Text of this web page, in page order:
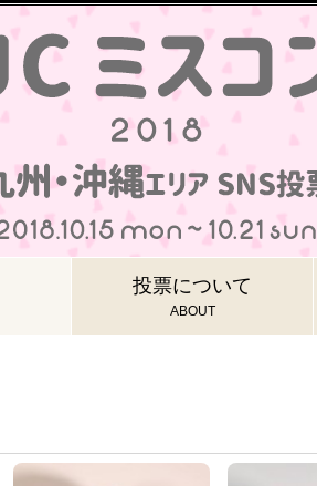
投票について
ABOUT